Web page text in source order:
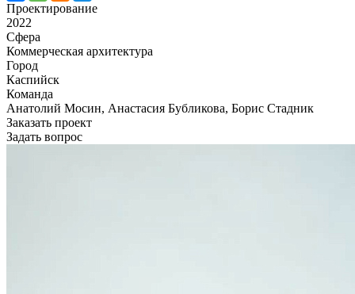
Проектирование
2022
Сфера
Коммерческая архитектура
Город
Каспийск
Команда
Анатолий Мосин, Анастасия Бубликова, Борис Стадник
Заказать проект
Задать вопрос